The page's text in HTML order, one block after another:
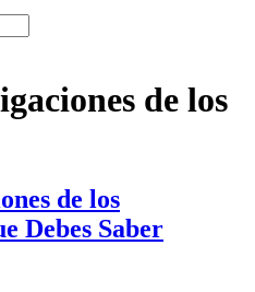
de los
de los
Debes Saber